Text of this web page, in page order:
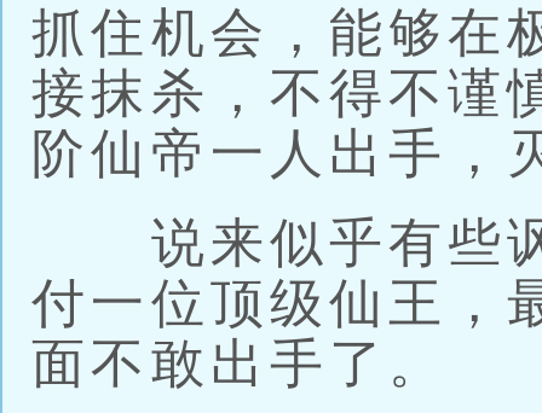
抓住机会，能够在
接抹杀，不得不谨
阶仙帝一人出手，
说来似乎有些讽
付一位顶级仙王，
面不敢出手了。